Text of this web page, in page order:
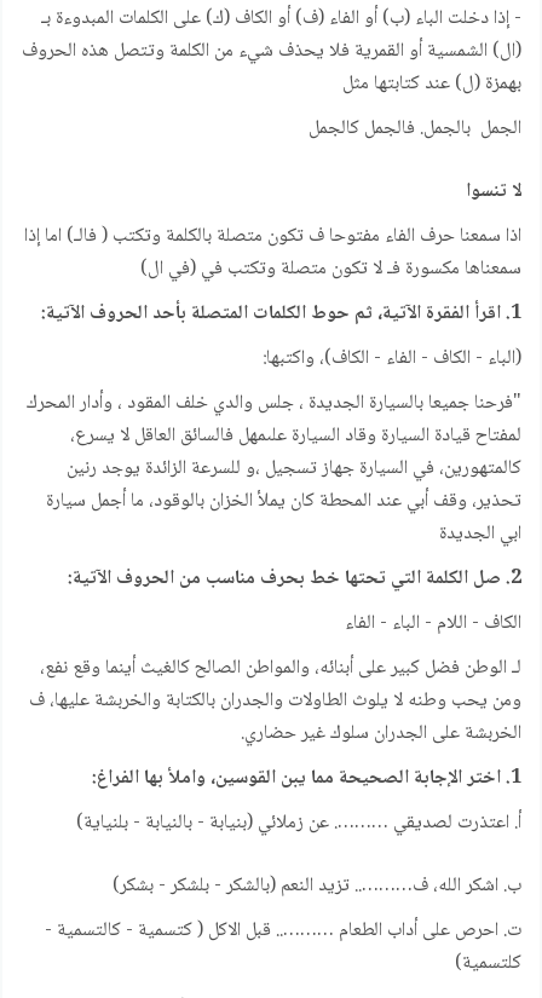
- إذا دخلت الباء (ب) أو الفاء (ف) أو الكاف (ك) على الكلمات المبدوءة بـ
(ال) الشمسية أو القمرية فلا يحذف شيء من الكلمة وتتصل هذه الحروف
بهمزة (ل) عند كتابتها مثل
الجمل بالجمل. فالجمل كالجمل
لا تنسوا
اذا سمعنا حرف الفاء مفتوحا ف تكون متصلة بالكلمة وتكتب ( فالـ) اما إذا
سمعناها مكسورة فـ لا تكون متصلة وتكتب في (في ال)
1. اقرأ الفقرة الآتية، ثم حوط الكلمات المتصلة بأحد الحروف الآتية:
(الباء - الكاف - الفاء - الكاف)، واكتبها:
"فرحنا جميعا بالسيارة الجديدة ، جلس والدي خلف المقود ، وأدار المحرك
لمفتاح قيادة السيارة وقاد السيارة علىمهل فالسائق العاقل لا يسرع،
كالمتهورين، في السيارة جهاز تسجيل ،و للسرعة الزائدة يوجد رنين
تحذير، وقف أبي عند المحطة كان يملأ الخزان بالوقود، ما أجمل سيارة
ابي الجديدة
2. صل الكلمة التي تحتها خط بحرف مناسب من الحروف الآتية:
الكاف - اللام - الباء - الفاء
لـ الوطن فضل كبير على أبنائه، والمواطن الصالح كالغيث أينما وقع نفع،
ومن يحب وطنه لا يلوث الطاولات والجدران بالكتابة والخربشة عليها، ف
الخربشة على الجدران سلوك غير حضاري.
1. اختر الإجابة الصحيحة مما يبن القوسين، واملأ بها الفراغ:
أ. اعتذرت لصديقي ………. عن زملائي (بنيابة - بالنيابة - بلنياية)
ب. اشكر الله، ف……….. تزيد النعم (بالشكر - بلشكر - بشكر)
ت. احرص على أداب الطعام ……….. قبل الاكل ( كتسمية - كالتسمية -
كلتسمية)